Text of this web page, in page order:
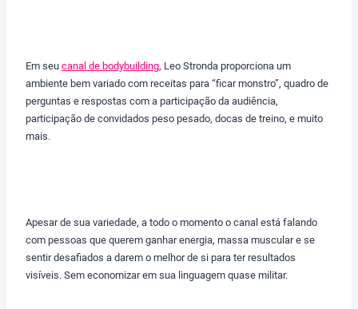
Em seu canal de bodybuilding, Leo Stronda proporciona um
ambiente bem variado com receitas para “ficar monstro”, quadro de
perguntas e respostas com a participação da audiência,
participação de convidados peso pesado, docas de treino, e muito
mais.
Apesar de sua variedade, a todo o momento o canal está falando
com pessoas que querem ganhar energia, massa muscular e se
sentir desafiados a darem o melhor de si para ter resultados
visíveis. Sem economizar em sua linguagem quase militar.